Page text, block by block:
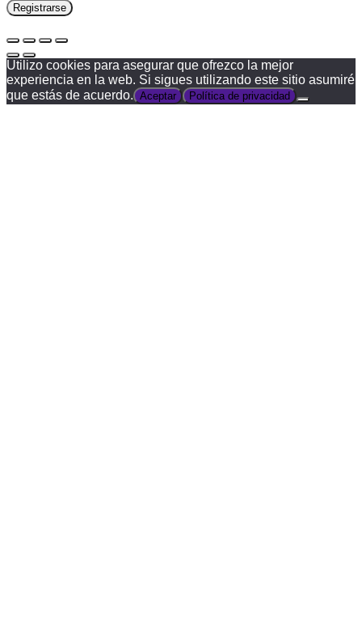
Registrarse
Utilizo cookies para asegurar que ofrezco la mejor
experiencia en la web. Si sigues utilizando este sitio asumiré
que estás de acuerdo. Aceptar Política de privacidad